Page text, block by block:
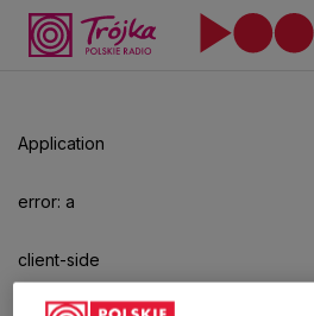
Application
error: a
client-side
aby
odtwarzać.